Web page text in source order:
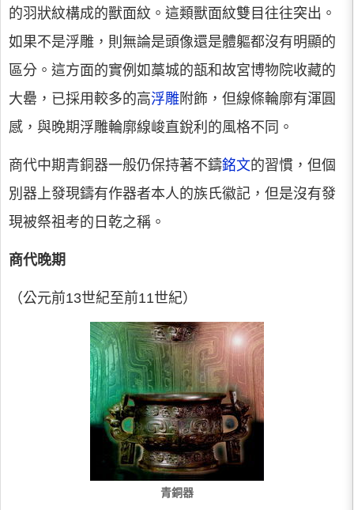
的羽狀紋構成的獸面紋。這類獸面紋雙目往往突出。
如果不是浮雕，則無論是頭像還是體軀都沒有明顯的
區分。這方面的實例如藁城的瓿和故宮博物院收藏的
大罍，已採用較多的高浮雕附飾，但線條輪廓有渾圓
感，與晚期浮雕輪廓線峻直銳利的風格不同。
商代中期青銅器一般仍保持著不鑄銘文的習慣，但個
別器上發現鑄有作器者本人的族氏徽記，但是沒有發
現被祭祖考的日乾之稱。
商代晚期
（公元前13世紀至前11世紀）
青銅器